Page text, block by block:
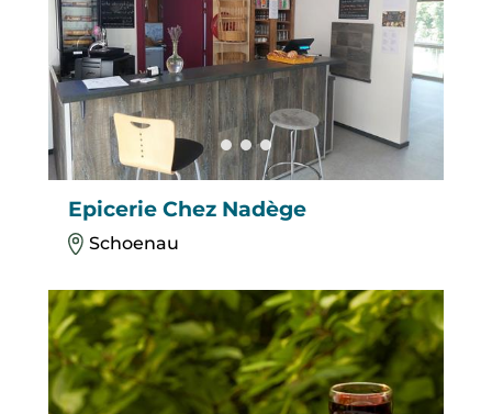
Epicerie Chez Nadège
Schoenau